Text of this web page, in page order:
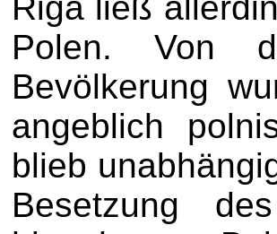
Polen. Von
Bevölkerung
angeblich
blieb
Besetzung